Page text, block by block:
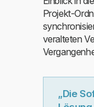
Projekt-
veralteten
„Die